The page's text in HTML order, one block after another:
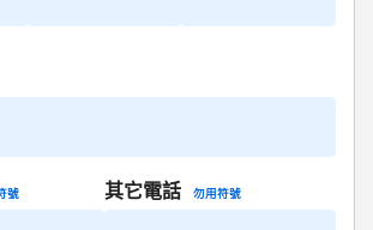
號 其它電話 勿用符號